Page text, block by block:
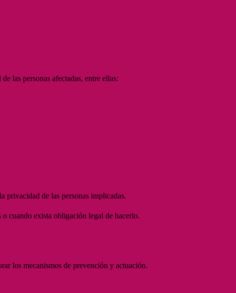
las personas afectadas, entre ellas:
privacidad de las personas implicadas.
cuando exista obligación legal de hacerlo.
los mecanismos de prevención y actuación.